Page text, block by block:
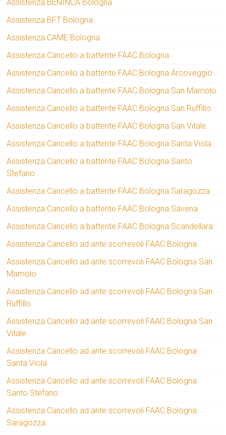
Assistenza BENINCA Bologna
Assistenza BFT Bologna
Assistenza CAME Bologna
Assistenza Cancello a battente FAAC Bologna
Assistenza Cancello a battente FAAC Bologna Arcoveggio
Assistenza Cancello a battente FAAC Bologna San Mamolo
Assistenza Cancello a battente FAAC Bologna San Ruffillo
Assistenza Cancello a battente FAAC Bologna San Vitale
Assistenza Cancello a battente FAAC Bologna Santa Viola
Assistenza Cancello a battente FAAC Bologna Santo
Stefano
Assistenza Cancello a battente FAAC Bologna Saragozza
Assistenza Cancello a battente FAAC Bologna Savena
Assistenza Cancello a battente FAAC Bologna Scandellara
Assistenza Cancello ad ante scorrevoli FAAC Bologna
Assistenza Cancello ad ante scorrevoli FAAC Bologna San
Mamolo
Assistenza Cancello ad ante scorrevoli FAAC Bologna San
Ruffillo
Assistenza Cancello ad ante scorrevoli FAAC Bologna San
Vitale
Assistenza Cancello ad ante scorrevoli FAAC Bologna
Santa Viola
Assistenza Cancello ad ante scorrevoli FAAC Bologna
Santo Stefano
Assistenza Cancello ad ante scorrevoli FAAC Bologna
Saragozza